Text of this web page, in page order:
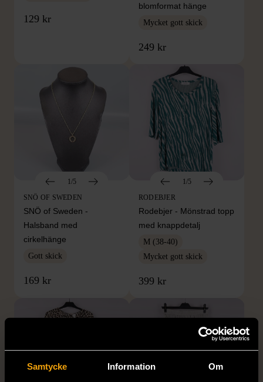
Samtycke Information Om
129 kr
blomformat hänge
Mycket gott skick
249 kr
1/5
SNÖ OF SWEDEN
SNÖ of Sweden -
Halsband med
cirkelhänge
Gott skick
169 kr
1/5
RODEBJER
Rodebjer - Mönstrad topp
med knappdetalj
M (38-40)
Mycket gott skick
399 kr